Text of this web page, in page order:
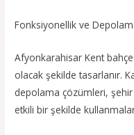
Fonksiyonellik ve
Afyonkarahisar Kent
olacak şekilde tasarlanır.
depolama çözümleri, şehir
etkili bir şekilde